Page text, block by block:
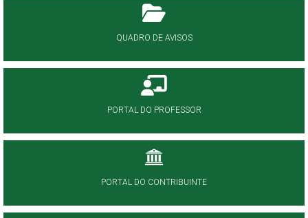
QUADRO DE AVISOS
PORTAL DO PROFESSOR
PORTAL DO CONTRIBUINTE